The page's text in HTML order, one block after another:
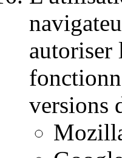
autoriser
versions